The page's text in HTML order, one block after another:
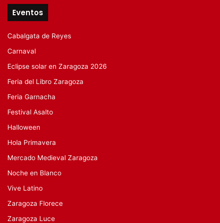
Eventos
Cabalgata de Reyes
Carnaval
Eclipse solar en Zaragoza 2026
Feria del Libro Zaragoza
Feria Garnacha
Festival Asalto
Halloween
Hola Primavera
Mercado Medieval Zaragoza
Noche en Blanco
Vive Latino
Zaragoza Florece
Zaragoza Luce